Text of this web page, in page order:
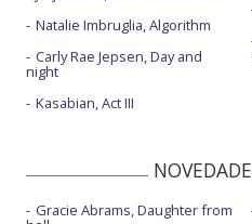
Natalie Imbruglia, Algorithm
Carly Rae Jepsen, Day and
night
Kasabian, Act III
Gracie Abrams, Daughter from